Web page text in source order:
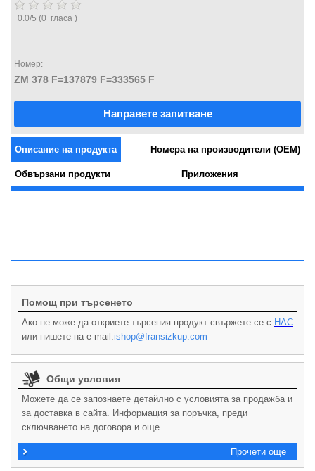
0.0/5 (0 гласа )
Номер:
ZM 378 F=137879 F=333565 F
Направете запитване
Описание на продукта Номера на производители (OEM)
Обвързани продукти Приложения
Помощ при търсенето
Ако не може да откриете търсения продукт свържете се с НАС
или пишете на e-mail:ishop@fransizkup.com
Общи условия
Можете да се запознаете детайлно с условията за продажба и
за доставка в сайта. Информация за поръчка, преди
сключването на договора и още.
Прочети още